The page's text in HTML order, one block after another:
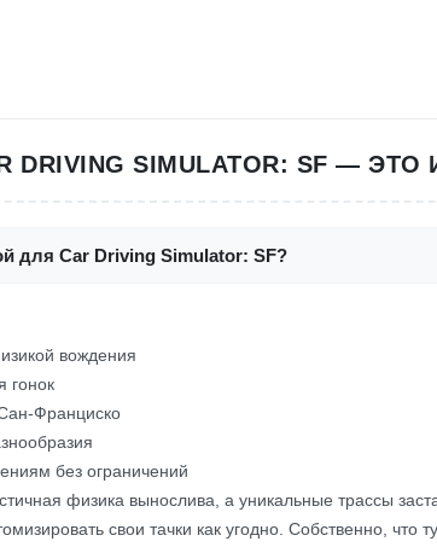
SIMULATOR: SF — ЭТО
для Car Driving Simulator: SF?
вождения
гонок
Франциско
без ограничений
физика вынослива, а уникальные трассы
свои тачки как угодно. Собственно, что